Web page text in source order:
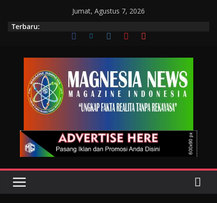
Jumat, Agustus 7, 2026
Terbaru: